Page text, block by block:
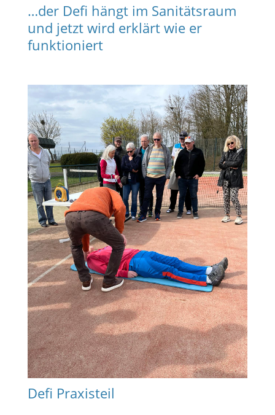
…der Defi hängt im Sanitätsraum
und jetzt wird erklärt wie er
funktioniert
Defi Praxisteil